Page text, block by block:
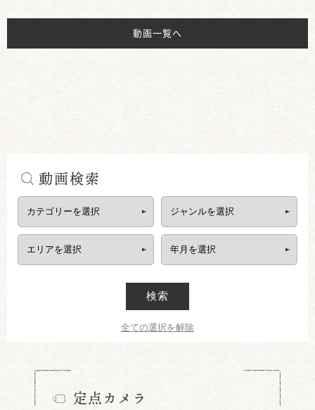
動画一覧へ
動画検索
検索
全ての選択を解除
定点カメラ